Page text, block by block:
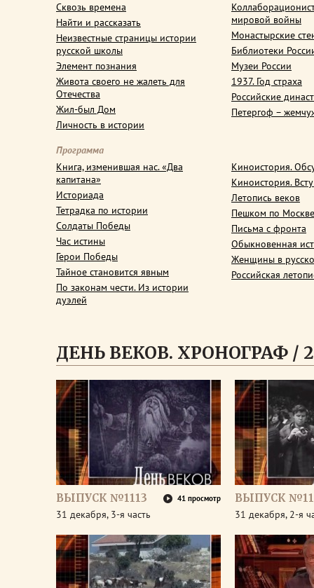
Сквозь времена
Найти и рассказать
Неизвестные страницы истории
русской школы
Элемент познания
Живота своего не жалеть для
Отечества
Жил-был Дом
Личность в истории
мировой войны
Монастырские
Библиотеки
Музеи России
1937. Год страха
Российские
Петергоф –
Программа
Книга, изменившая нас. «Два
капитана»
Историада
Тетрадка по истории
Солдаты Победы
Час истины
Герои Победы
Тайное становится явным
По законам чести. Из истории
дуэлей
Киноистория.
Киноистория.
Летопись веков
Пешком по Москве
Письма с фронта
Обыкновенная
Женщины в
Российская
ДЕНЬ ВЕКОВ. ХРОНОГРАФ /
ВЫПУСК №1113 41 просмотр
31 декабря, 3-я часть
ВЫПУСК
31 декабря, 2-я